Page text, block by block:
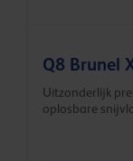
Q8 Brunel
Uitzonderlijk
oplosbare